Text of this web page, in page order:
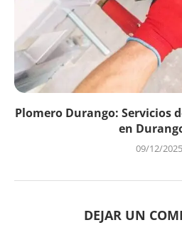
Plomero Durango: Servicios
en
09/12/2025
DEJAR UN